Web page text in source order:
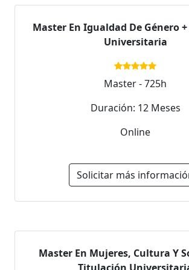
Master En Igualdad De Género
Universitaria
Master - 725h
Duración: 12 Meses
Online
Solicitar más
Master En Mujeres, Cultura Y